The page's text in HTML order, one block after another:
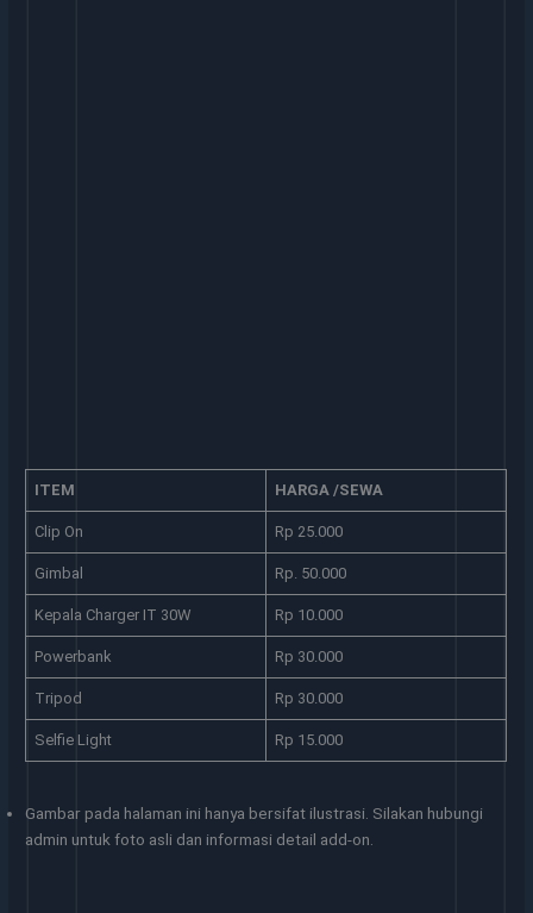
ITEM HARGA /SEWA
Clip On Rp 25.000
Gimbal Rp. 50.000
Kepala Charger IT 30W Rp 10.000
Powerbank Rp 30.000
Tripod Rp 30.000
Selfie Light Rp 15.000
Gambar pada halaman ini hanya bersifat ilustrasi. Silakan hubungi
admin untuk foto asli dan informasi detail add-on.